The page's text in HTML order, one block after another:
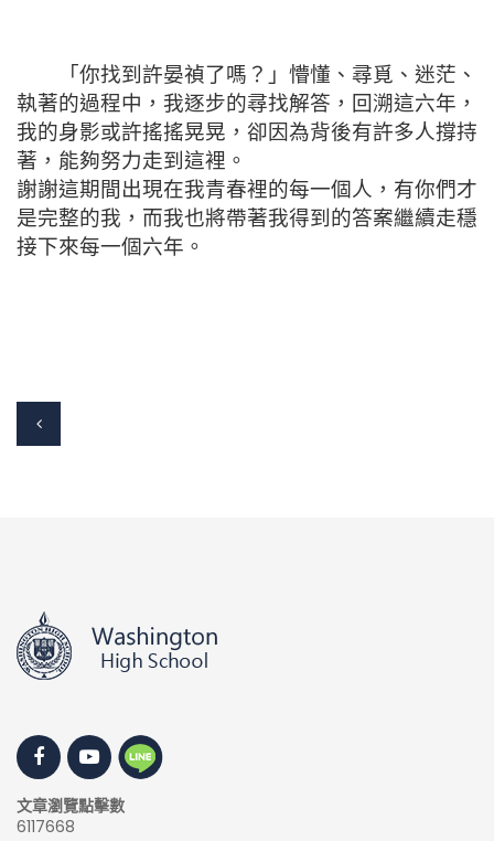
「你找到許晏禎了嗎？」懵懂、尋覓、迷茫、
執著的過程中，我逐步的尋找解答，回溯這六年，
我的身影或許搖搖晃晃，卻因為背後有許多人撐持
著，能夠努力走到這裡。
謝謝這期間出現在我青春裡的每一個人，有你們才
是完整的我，而我也將帶著我得到的答案繼續走穩
接下來每一個六年。
文章瀏覽點擊數
6117668